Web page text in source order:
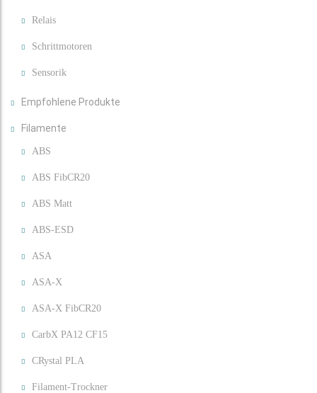
Relais
Schrittmotoren
Sensorik
Empfohlene Produkte
Filamente
ABS
ABS FibCR20
ABS Matt
ABS-ESD
ASA
ASA-X
ASA-X FibCR20
CarbX PA12 CF15
CRystal PLA
Filament-Trockner